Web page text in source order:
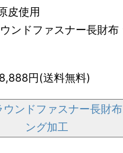
皮使用
ンドファスナー長財布
円(送料無料)
ウンドファスナー長財
ング加工